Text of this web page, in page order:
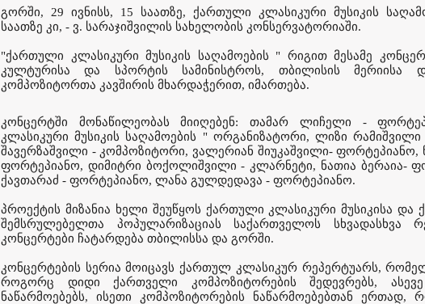
გორში, 29 ივნისს, 15 საათზე, ქართული კლასიკური მუსიკის
საათზე კი, - ვ. სარაჯიშვილის სახელობის კონსერვატორიაში.
"ქართული კლასიკური მუსიკის საღამოების " რიგით მესამე
კულტურისა და სპორტის სამინისტროს, თბილისის მერიისა
კომპოზიტორთა კავშირის მხარდაჭერით, იმართება.
კონცერტში მონაწილეობას მიიღებენ: თამარ ლიჩელი -
კლასიკური მუსიკის საღამოების " ორგანიზატორი, ლიზი
შავერზაშვილი - კომპოზიტორი, ვალერიან შიუკაშვილი- ფორტეპიანო,
ფორტეპიანო, დიმიტრი ბოქოლიშვილი - კლარნეტი, ნათია ბერაია-
ქავთარაძ - ფორტეპიანო, ლანა გულდედავა - ფორტეპიანო.
პროექტის მიზანია ხელი შეუწყოს ქართული კლასიკური მუსიკისა და
შემსრულებელთა პოპულარიზაციას საქართველოს სხვადასხვა
კონცერტები ჩატარდება თბილისსა და გორში.
კონცერტების სერია მოიცავს ქართულ კლასიკურ რეპერტუარს,
როგორც დიდი ქართველი კომპოზიტორების შედევრებს,
ნაწარმოებებს, ისეთი კომპოზიტორების ნაწარმოებებთან ერთად,